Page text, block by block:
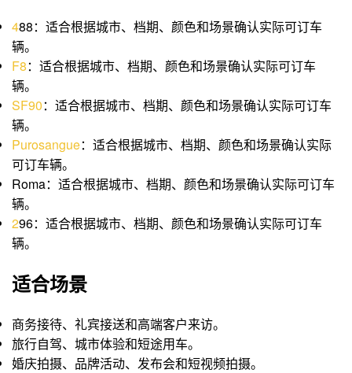
488：适合根据城市、档期、颜色和场景确认实际可订车
辆。
F8：适合根据城市、档期、颜色和场景确认实际可订车
辆。
SF90：适合根据城市、档期、颜色和场景确认实际可订车
辆。
Purosangue：适合根据城市、档期、颜色和场景确认实际
可订车辆。
Roma：适合根据城市、档期、颜色和场景确认实际可订车
辆。
296：适合根据城市、档期、颜色和场景确认实际可订车
辆。
适合场景
商务接待、礼宾接送和高端客户来访。
旅行自驾、城市体验和短途用车。
婚庆拍摄、品牌活动、发布会和短视频拍摄。